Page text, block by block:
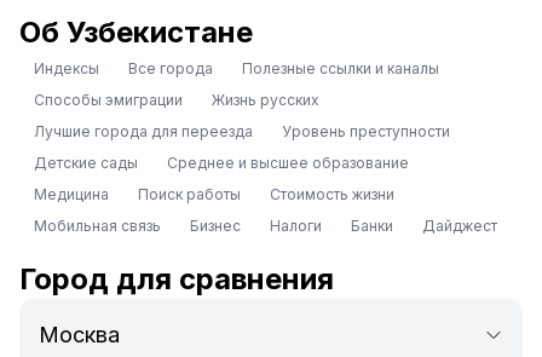
Об Узбекистане
Индексы Все города
Полезные ссылки и каналы
Способы эмиграции
Жизнь русских
Лучшие города для переезда
Уровень преступности
Детские сады
Среднее и высшее образование
Медицина
Поиск работы
Стоимость жизни
Мобильная связь
Бизнес Налоги Банки Дайджест
Город для сравнения